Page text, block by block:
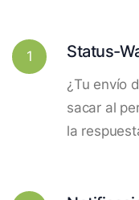
1 Status-
¿Tu envío
sacar al
la